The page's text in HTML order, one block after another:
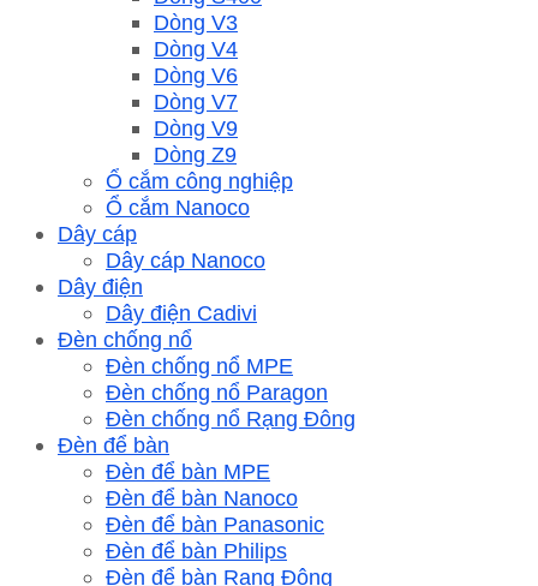
Dòng V3
Dòng V4
Dòng V6
Dòng V7
Dòng V9
Dòng Z9
Ổ cắm công nghiệp
Ổ cắm Nanoco
Dây cáp
Dây cáp Nanoco
Dây điện
Dây điện Cadivi
Đèn chống nổ
Đèn chống nổ MPE
Đèn chống nổ Paragon
Đèn chống nổ Rạng Đông
Đèn để bàn
Đèn để bàn MPE
Đèn để bàn Nanoco
Đèn để bàn Panasonic
Đèn để bàn Philips
Đèn để bàn Rạng Đông